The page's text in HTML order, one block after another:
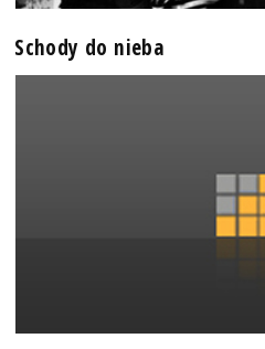
Schody do nieba